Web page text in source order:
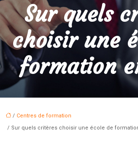
Sur quels
choisir une
formation
/ Centres de formation
/ Sur quels critères choisir une école de formation